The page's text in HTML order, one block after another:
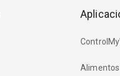
Alimentos